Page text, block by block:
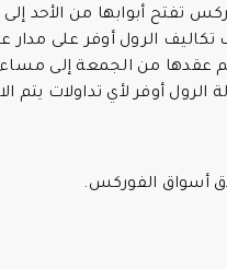
تفتح أبوابها من الأحد إلى
تكاليف الرول أوفر على مدار
عقدها من الجمعة إلى مساء
أوفر لأي تداولات يتم
أسواق الفوركس.